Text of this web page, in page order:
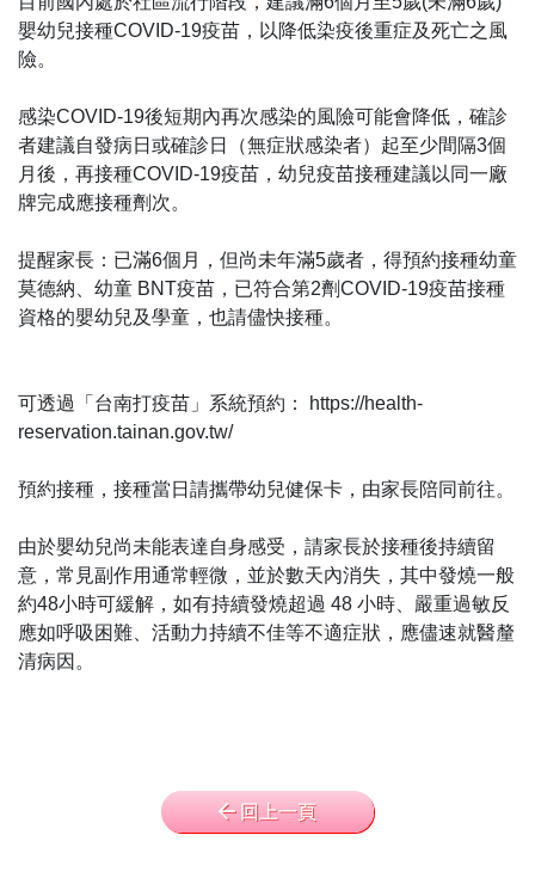
嬰幼兒接種COVID-19疫苗，以降低染疫後重症及死亡之風
險。
感染COVID-19後短期內再次感染的風險可能會降低，確診
者建議自發病日或確診日（無症狀感染者）起至少間隔3個
月後，再接種COVID-19疫苗，幼兒疫苗接種建議以同一廠
牌完成應接種劑次。
提醒家長：已滿6個月，但尚未年滿5歲者，得預約接種幼童
莫德納、幼童 BNT疫苗，已符合第2劑COVID-19疫苗接種
資格的嬰幼兒及學童，也請儘快接種。
可透過「台南打疫苗」系統預約： https://health-
reservation.tainan.gov.tw/
預約接種，接種當日請攜帶幼兒健保卡，由家長陪同前往。
由於嬰幼兒尚未能表達自身感受，請家長於接種後持續留
意，常見副作用通常輕微，並於數天內消失，其中發燒一般
約48小時可緩解，如有持續發燒超過 48 小時、嚴重過敏反
應如呼吸困難、活動力持續不佳等不適症狀，應儘速就醫釐
清病因。
回上一頁